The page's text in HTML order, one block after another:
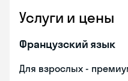
Услуги и цены
Французский язык
Для взрослых -